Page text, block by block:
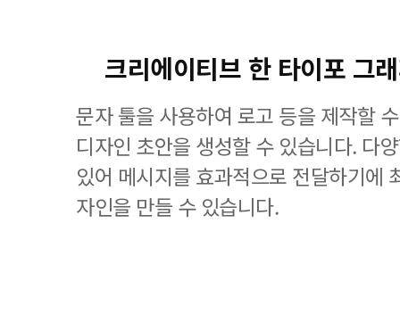
크리에이티브 한 타이포 그
문자 툴을 사용하여 로고 등을 제작할
디자인 초안을 생성할 수 있습니다. 다
있어 메시지를 효과적으로 전달하기에
자인을 만들 수 있습니다.